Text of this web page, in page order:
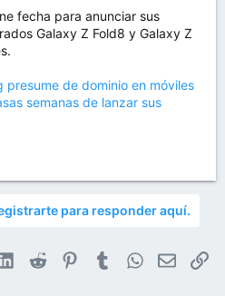
fecha para anunciar sus
Galaxy Z Fold8 y Galaxy Z
presume de dominio en móviles
semanas de lanzar sus
para responder aquí.
LinkedIn
Reddit PinterestTumblrWhatsApp
Email